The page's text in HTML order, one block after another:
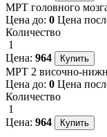
МРТ головного
Цена до: 0 Цена
Количество
1
Цена: 964
МРТ 2 височно-
Цена до: 0 Цена
Количество
1
Цена: 964